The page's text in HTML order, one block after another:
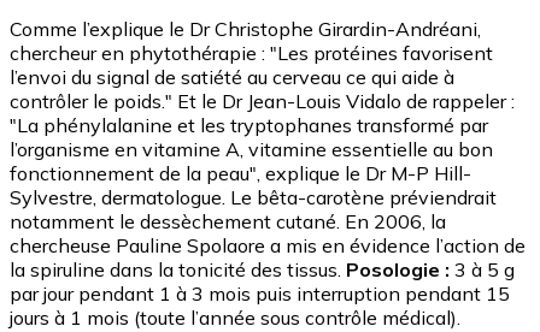
Comme l’explique le Dr Christophe Girardin-Andréani,
chercheur en phytothérapie : "Les protéines favorisent
l’envoi du signal de satiété au cerveau ce qui aide à
contrôler le poids." Et le Dr Jean-Louis Vidalo de rappeler :
"La phénylalanine et les tryptophanes transformé par
l’organisme en vitamine A, vitamine essentielle au bon
fonctionnement de la peau", explique le Dr M-P Hill-
Sylvestre, dermatologue. Le bêta-carotène préviendrait
notamment le dessèchement cutané. En 2006, la
chercheuse Pauline Spolaore a mis en évidence l’action de
la spiruline dans la tonicité des tissus. Posologie : 3 à 5 g
par jour pendant 1 à 3 mois puis interruption pendant 15
jours à 1 mois (toute l’année sous contrôle médical).